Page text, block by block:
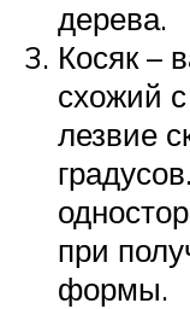
дерева.
Косяк –
схожий
лезвие
при
формы.